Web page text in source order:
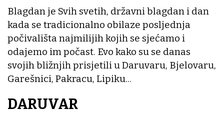
Blagdan je Svih svetih, državni blagdan i dan
kada se tradicionalno obilaze posljednja
počivališta najmilijih kojih se sjećamo i
odajemo im počast. Evo kako su se danas
svojih bližnjih prisjetili u Daruvaru, Bjelovaru,
Garešnici, Pakracu, Lipiku...
DARUVAR